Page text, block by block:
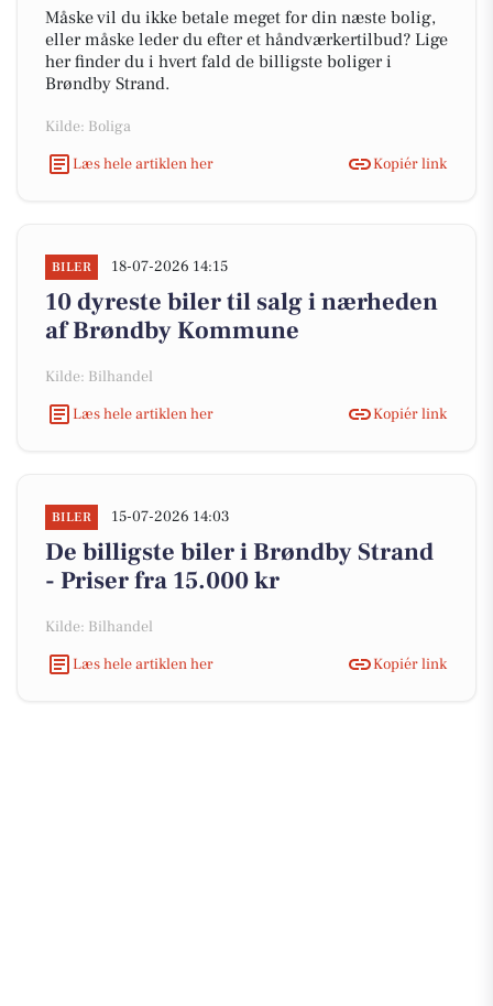
Måske vil du ikke betale meget for din næste bolig,
eller måske leder du efter et håndværkertilbud? Lige
her finder du i hvert fald de billigste boliger i
Brøndby Strand.
Kilde: Boliga
Læs hele artiklen her
Kopiér link
BILER 18-07-2026 14:15
10 dyreste biler til salg i nærheden
af Brøndby Kommune
Kilde: Bilhandel
Læs hele artiklen her
Kopiér link
BILER 15-07-2026 14:03
De billigste biler i Brøndby Strand
- Priser fra 15.000 kr
Kilde: Bilhandel
Læs hele artiklen her
Kopiér link